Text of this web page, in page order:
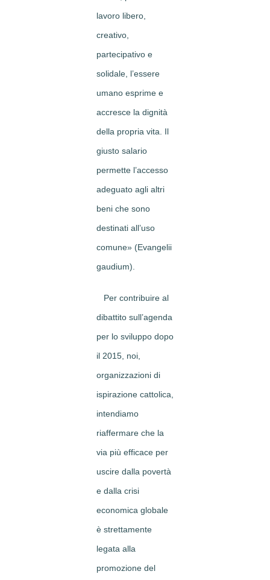
lavoro libero,
creativo,
partecipativo e
solidale, l’essere
umano esprime e
accresce la dignità
della propria vita. Il
giusto salario
permette l’accesso
adeguato agli altri
beni che sono
destinati all’uso
comune» (Evangelii
gaudium).
Per contribuire al
dibattito sull’agenda
per lo sviluppo dopo
il 2015, noi,
organizzazioni di
ispirazione cattolica,
intendiamo
riaffermare che la
via più efficace per
uscire dalla povertà
e dalla crisi
economica globale
è strettamente
legata alla
promozione del